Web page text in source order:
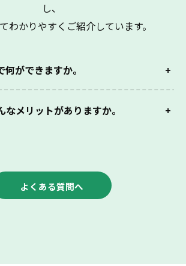
し、
わかりやすくご紹介しています。
何ができますか。
なメリットがありますか。
よくある質問へ